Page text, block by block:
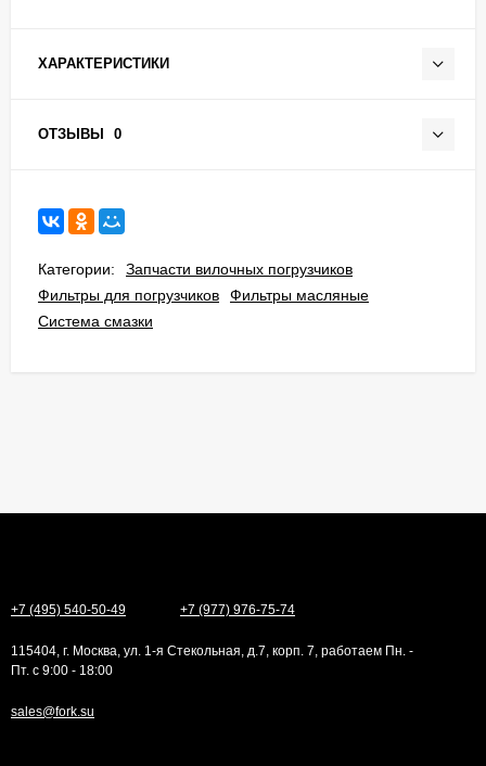
ХАРАКТЕРИСТИКИ
ОТЗЫВЫ 0
Категории:
Запчасти вилочных погрузчиков
Фильтры для погрузчиков
Фильтры масляные
Система смазки
+7 (495) 540-50-49 +7 (977) 976-75-74
115404, г. Москва, ул. 1-я Стекольная, д.7, корп. 7, работаем Пн. -
Пт. с 9:00 - 18:00
sales@fork.su